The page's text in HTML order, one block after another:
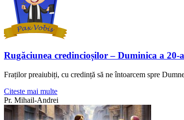
Rugăciunea credincioșilor – Duminica a 20-
Fraților preaiubiți, cu credință să ne întoarcem spre
Citeste mai multe
Pr. Mihail-Andrei